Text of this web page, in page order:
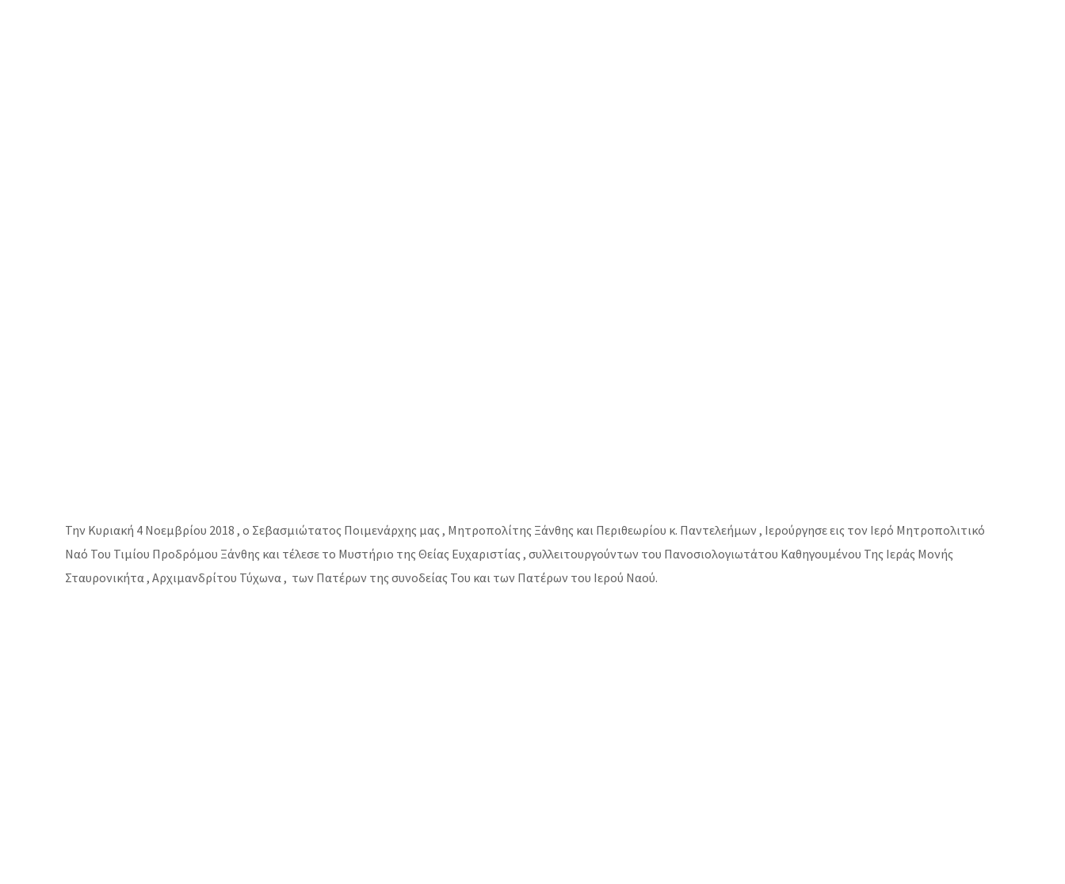
Την Κυριακή 4 Νοεμβρίου 2018 , ο Σεβασμιώτατος Ποιμενάρχης μας , Μητροπολίτης Ξάνθης και Περιθεωρίου κ. Παντελεήμων , Ιερούργησε εις τον Ιερό Μητροπολιτικό
Ναό Του Τιμίου Προδρόμου Ξάνθης και τέλεσε το Μυστήριο της Θείας Ευχαριστίας , συλλειτουργούντων του Πανοσιολογιωτάτου Καθηγουμένου Της Ιεράς Μονής
Σταυρονικήτα , Αρχιμανδρίτου Τύχωνα , των Πατέρων της συνοδείας Του και των Πατέρων του Ιερού Ναού.